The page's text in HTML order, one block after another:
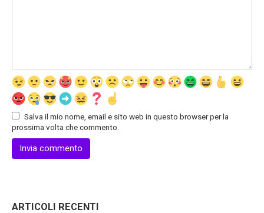
Salva il mio nome, email e sito web in questo browser per la
prossima volta che commento.
ARTICOLI RECENTI